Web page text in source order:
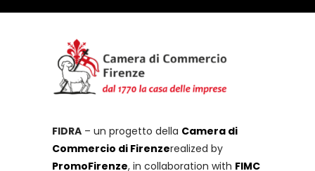
FIDRA – un progetto della Camera di
Commercio di Firenzerealized by
PromoFirenze, in collaboration with FIMC